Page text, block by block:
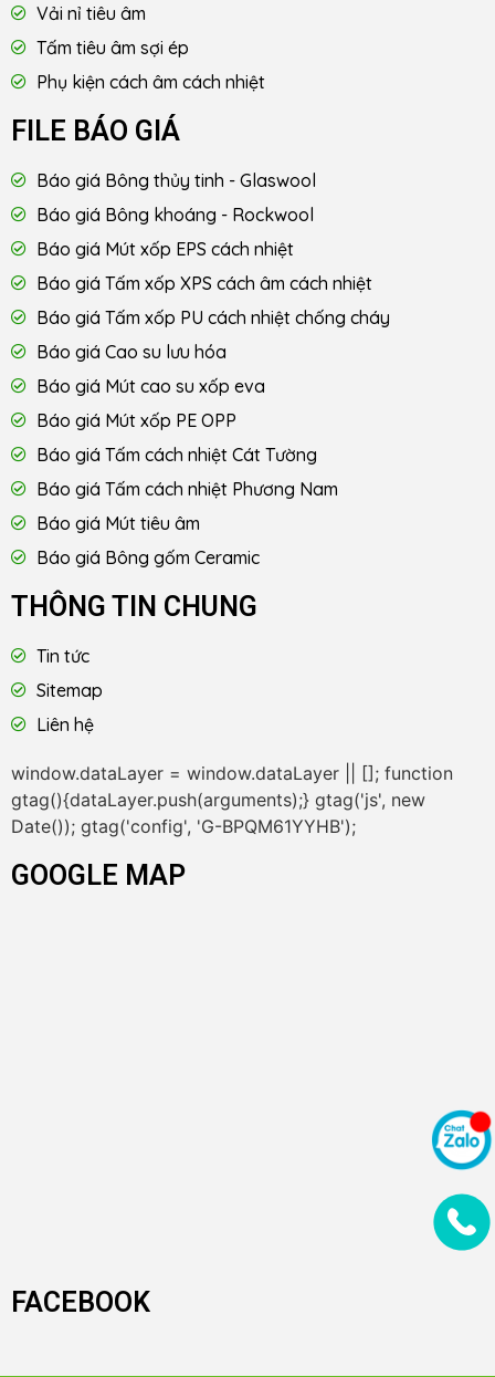
Vải nỉ tiêu âm
Tấm tiêu âm sợi ép
Phụ kiện cách âm cách nhiệt
FILE BÁO GIÁ
Báo giá Bông thủy tinh - Glaswool
Báo giá Bông khoáng - Rockwool
Báo giá Mút xốp EPS cách nhiệt
Báo giá Tấm xốp XPS cách âm cách nhiệt
Báo giá Tấm xốp PU cách nhiệt chống cháy
Báo giá Cao su lưu hóa
Báo giá Mút cao su xốp eva
Báo giá Mút xốp PE OPP
Báo giá Tấm cách nhiệt Cát Tường
Báo giá Tấm cách nhiệt Phương Nam
Báo giá Mút tiêu âm
Báo giá Bông gốm Ceramic
THÔNG TIN CHUNG
Tin tức
Sitemap
Liên hệ
window.dataLayer = window.dataLayer || []; function
gtag(){dataLayer.push(arguments);} gtag('js', new
Date()); gtag('config', 'G-BPQM61YYHB');
GOOGLE MAP
FACEBOOK